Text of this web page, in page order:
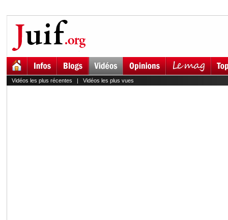
Vidéos les plus récentes | Vidéos les plus vues